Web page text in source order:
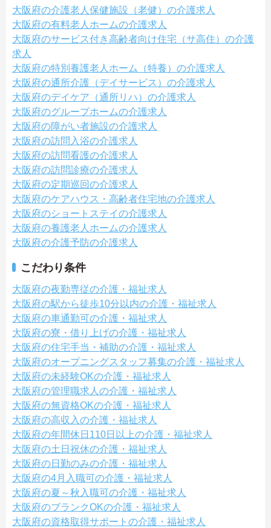
大阪府の介護老人保健施設（老健）の介護求人
大阪府の有料老人ホームの介護求人
大阪府のサービス付き高齢者向け住宅（サ高住）の介護
求人
大阪府の特別養護老人ホーム（特養）の介護求人
大阪府の通所介護（デイサービス）の介護求人
大阪府のデイケア（通所リハ）の介護求人
大阪府のグループホームの介護求人
大阪府の障がい者施設の介護求人
大阪府の訪問入浴の介護求人
大阪府の訪問看護の介護求人
大阪府の訪問診療の介護求人
大阪府の定期巡回の介護求人
大阪府のケアハウス・高齢者住宅地の介護求人
大阪府のショートステイの介護求人
大阪府の養護老人ホームの介護求人
大阪府の介護予防の介護求人
こだわり条件
大阪府の夜勤専従の介護・福祉求人
大阪府の駅から徒歩10分以内の介護・福祉求人
大阪府の車通勤可の介護・福祉求人
大阪府の寮・借り上げの介護・福祉求人
大阪府の住宅手当・補助の介護・福祉求人
大阪府のオープニングスタッフ募集の介護・福祉求人
大阪府の未経験OKの介護・福祉求人
大阪府の管理職求人の介護・福祉求人
大阪府の無資格OKの介護・福祉求人
大阪府の高収入の介護・福祉求人
大阪府の年間休日110日以上の介護・福祉求人
大阪府の土日祝休の介護・福祉求人
大阪府の日勤のみの介護・福祉求人
大阪府の4月入職可の介護・福祉求人
大阪府の夏～秋入職可の介護・福祉求人
大阪府のブランクOKの介護・福祉求人
大阪府の資格取得サポートの介護・福祉求人